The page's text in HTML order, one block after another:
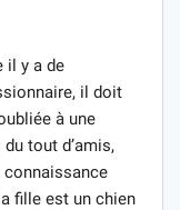
il y a de
il doit
à une
tout d’amis,
connaissance
fille est un chien